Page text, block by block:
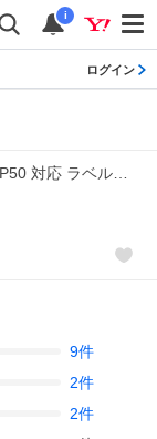
i
ログイン
9件
2件
2件